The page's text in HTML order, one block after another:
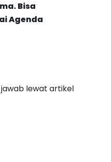
Bisa
Agenda
lewat artikel